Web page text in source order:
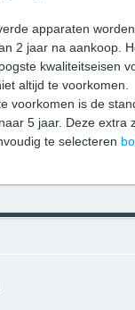
apparaten
2 jaar na aankoop.
kwaliteitseisen
altijd te voorkomen.
voorkomen is de
5 jaar. Deze extra
te selecteren